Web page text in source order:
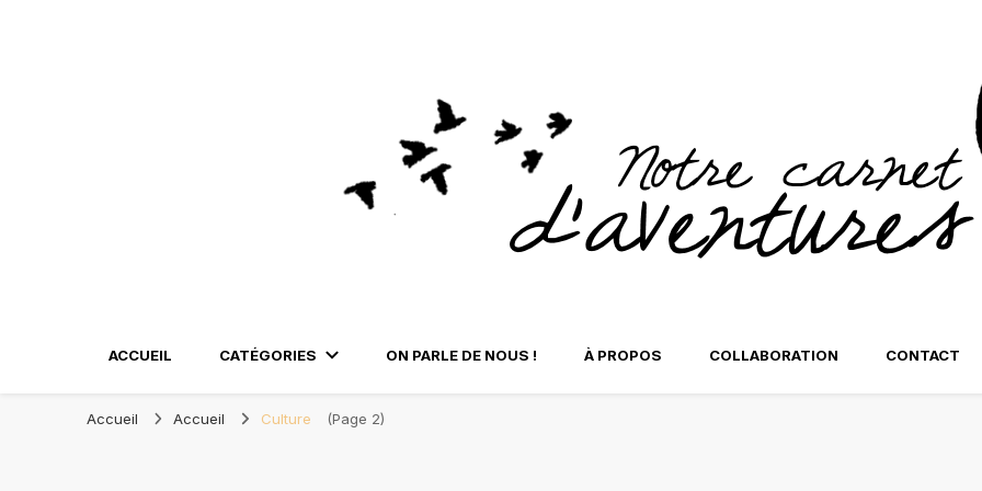
ACCUEIL CATÉGORIES ON PARLE DE NOUS ! À PROPOS COLLABORATION CONTACT
Accueil Accueil Culture (Page 2)